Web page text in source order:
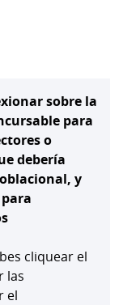
sobre la
para
o
debería
y
cliquear el
las
el